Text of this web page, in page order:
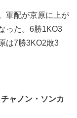
軍配が京原に上が
った。6勝1KO3
は7勝3KO2敗3
ャノン・ソンカ